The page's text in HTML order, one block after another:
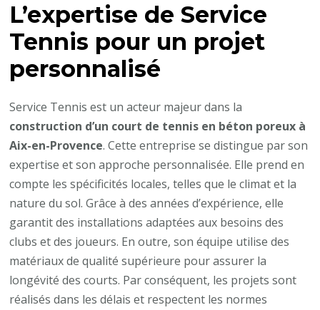
L’expertise de Service
Tennis pour un projet
personnalisé
Service Tennis est un acteur majeur dans la
construction d’un court de tennis en béton poreux à
Aix-en-Provence. Cette entreprise se distingue par son
expertise et son approche personnalisée. Elle prend en
compte les spécificités locales, telles que le climat et la
nature du sol. Grâce à des années d’expérience, elle
garantit des installations adaptées aux besoins des
clubs et des joueurs. En outre, son équipe utilise des
matériaux de qualité supérieure pour assurer la
longévité des courts. Par conséquent, les projets sont
réalisés dans les délais et respectent les normes